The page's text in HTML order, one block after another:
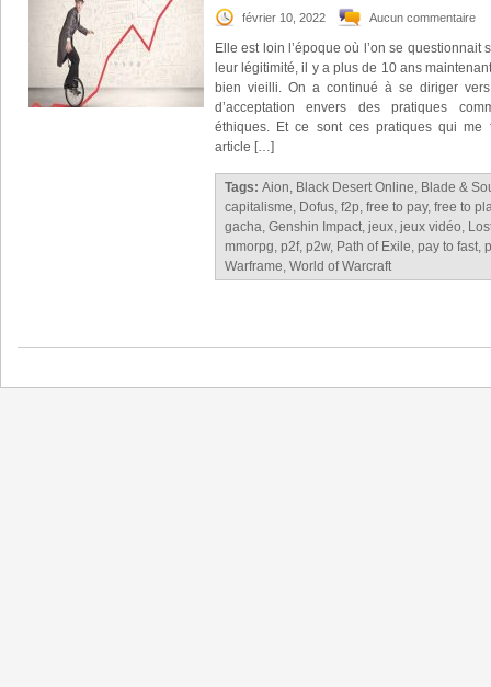
février 10, 2022 Aucun commentaire
Elle est loin l’époque où l’on se questionnait
leur légitimité, il y a plus de 10 ans
bien vieilli. On a continué à se diriger
d’acceptation envers des pratiques
éthiques. Et ce sont ces pratiques qui me
article […]
Tags: Aion, Black Desert Online, Blade &
capitalisme, Dofus, f2p, free to pay, free to
gacha, Genshin Impact, jeux, jeux vidéo,
mmorpg, p2f, p2w, Path of Exile, pay to fast,
Warframe, World of Warcraft